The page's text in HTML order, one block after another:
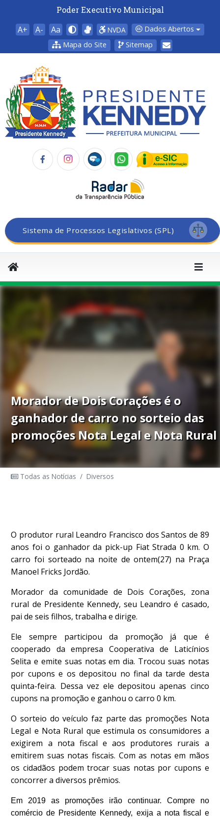
Poder Executivo Municipal
A+ A- Aa NVDA
Dados Abertos
Mapa do Site
Sitemap
Sistema de Processos Legislativos (SPL)
Morador de Dois Corações é o
ganhador de carro no sorteio das
promoções Nota Legal e Nota Rural
Todas as Notícias / Diversos
O produtor rural Leandro Francisco dos Santos de 89
anos foi o ganhador da pick-up Fiat Strada 0 km. O
carro foi sorteado na noite de ontem(27) na Praça
Manoel Fricks Jordão.
Morador da comunidade de Dois Corações, zona
rural de Presidente Kennedy, seu Leandro é casado,
pai de seis filhos, trabalha e dirige.
Ele sempre participou da promoção já que é
cooperado da empresa Cooperativa de Laticínios
Selita e emite suas notas em dia. Trocou suas notas
por cupons e os depositou no final da tarde desta
quinta-feira. Dessa vez ele depositou apenas cinco
cupons na promoção e ganhou o carro 0 km.
O sorteio do veículo faz parte das promoções Nota
Legal e Nota Rural que estimula os consumidores a
exigirem a nota fiscal e aos produtores rurais a
emitirem suas notas fiscais. Com as notas em mãos
os cidadãos podem trocar suas notas por cupons e
concorrer a diversos prêmios.
Em 2019 as promoções irão continuar. Compre no
comércio de Presidente Kennedy, exija a nota fiscal e